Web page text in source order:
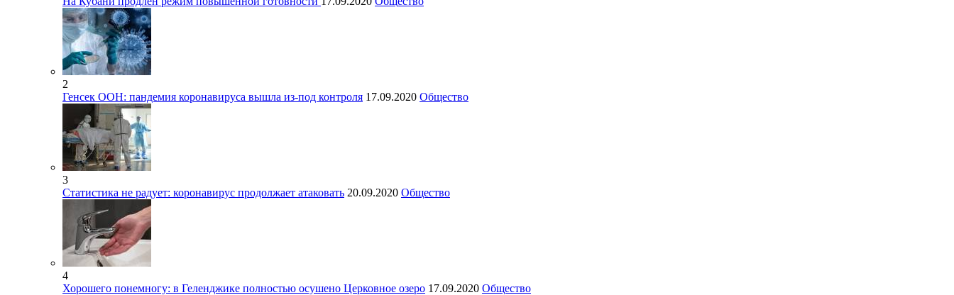
2
Генсек ООН: пандемия коронавируса вышла из-под контроля 17.09.2020 Общество
3
Статистика не радует: коронавирус продолжает атаковать 20.09.2020 Общество
4
Хорошего понемногу: в Геленджике полностью осушено Церковное озеро 17.09.2020 Общество